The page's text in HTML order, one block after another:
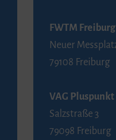
FWTM
Neuer
79108 Freiburg
VAG Pluspunkt
Salzstraße 3
79098 Freiburg